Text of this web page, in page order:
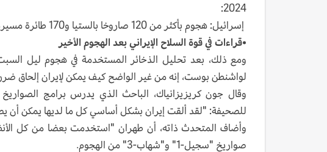
2024:
إسرائيل: هجوم بأكثر من 120 صاروخا بالستيا و170 طائرة مسيرة و30 صاروخ كروز.
•قراءات في قوة السلاح الإيراني بعد الهجوم الأخير
ومع ذلك، بعد تحليل الذخائر المستخدمة في هجوم ليل السبت
لواشنطن بوست، إنه من غير الواضح كيف يمكن لإيران إلحاق ضرر
وقال جون كريزيزانياك، الباحث الذي يدرس برامج
للصحيفة: "لقد ألقت إيران بشكل أساسي كل ما لديها يمكن أن
وأضاف المتحدث ذاته، أن طهران "استخدمت بعضا من كل
صواريخ "سجيل-1" و"شهاب-3" من الهجوم.